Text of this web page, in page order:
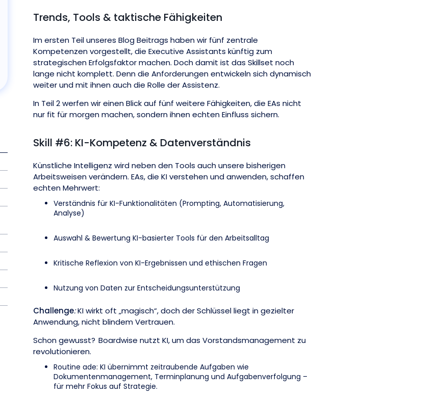
Trends, Tools & taktische Fähigkeiten
Im ersten Teil unseres Blog Beitrags haben wir fünf zentrale
Kompetenzen vorgestellt, die Executive Assistants künftig zum
strategischen Erfolgsfaktor machen. Doch damit ist das Skillset noch
lange nicht komplett. Denn die Anforderungen entwickeln sich dynamisch
weiter und mit ihnen auch die Rolle der Assistenz.
In Teil 2 werfen wir einen Blick auf fünf weitere Fähigkeiten, die EAs nicht
nur fit für morgen machen, sondern ihnen echten Einfluss sichern.
Skill #6: KI-Kompetenz & Datenverständnis
Künstliche Intelligenz wird neben den Tools auch unsere bisherigen
Arbeitsweisen verändern. EAs, die KI verstehen und anwenden, schaffen
echten Mehrwert:
Verständnis für KI-Funktionalitäten (Prompting, Automatisierung,
Analyse)
Auswahl & Bewertung KI-basierter Tools für den Arbeitsalltag
Kritische Reflexion von KI-Ergebnissen und ethischen Fragen
Nutzung von Daten zur Entscheidungsunterstützung
Challenge:KI wirkt oft „magisch“, doch der Schlüssel liegt in gezielter
Anwendung, nicht blindem Vertrauen.
Schon gewusst? Boardwise nutzt KI, um das Vorstandsmanagement zu
revolutionieren.
Routine ade: KI übernimmt zeitraubende Aufgaben wie
Dokumentenmanagement, Terminplanung und Aufgabenverfolgung –
für mehr Fokus auf Strategie.